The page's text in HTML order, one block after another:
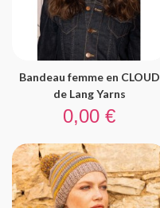
Bandeau femme en CLOUD
de Lang Yarns
Prix
0,00 €